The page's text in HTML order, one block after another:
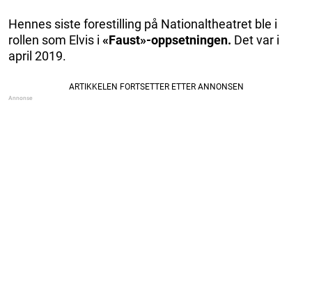
Hennes siste forestilling på Nationaltheatret ble i
rollen som Elvis i «Faust»-oppsetningen. Det var i
april 2019.